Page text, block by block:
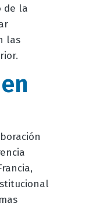
de la
las